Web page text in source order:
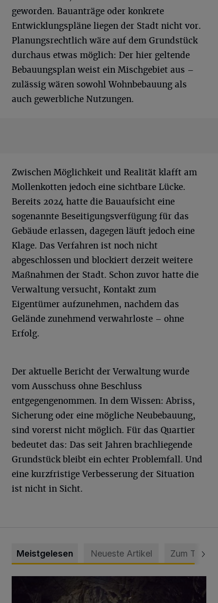
geworden. Bauanträge oder konkrete
Entwicklungspläne liegen der Stadt nicht vor.
Planungsrechtlich wäre auf dem Grundstück
durchaus etwas möglich: Der hier geltende
Bebauungsplan weist ein Mischgebiet aus –
zulässig wären sowohl Wohnbebauung als
auch gewerbliche Nutzungen.
Zwischen Möglichkeit und Realität klafft am
Mollenkotten jedoch eine sichtbare Lücke.
Bereits 2024 hatte die Bauaufsicht eine
sogenannte Beseitigungsverfügung für das
Gebäude erlassen, dagegen läuft jedoch eine
Klage. Das Verfahren ist noch nicht
abgeschlossen und blockiert derzeit weitere
Maßnahmen der Stadt. Schon zuvor hatte die
Verwaltung versucht, Kontakt zum
Eigentümer aufzunehmen, nachdem das
Gelände zunehmend verwahrloste – ohne
Erfolg.
Der aktuelle Bericht der Verwaltung wurde
vom Ausschuss ohne Beschluss
entgegengenommen. In dem Wissen: Abriss,
Sicherung oder eine mögliche Neubebauung,
sind vorerst nicht möglich. Für das Quartier
bedeutet das: Das seit Jahren brachliegende
Grundstück bleibt ein echter Problemfall. Und
eine kurzfristige Verbesserung der Situation
ist nicht in Sicht.
Meistgelesen Neueste Artikel Zum Thema